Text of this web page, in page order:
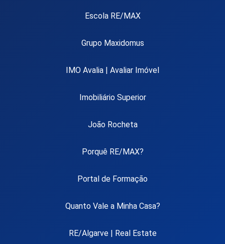
Escola RE/MAX
Grupo Maxidomus
IMO Avalia | Avaliar Imóvel
Imobiliário Superior
João Rocheta
Porquê RE/MAX?
Portal de Formação
Quanto Vale a Minha Casa?
RE/Algarve | Real Estate